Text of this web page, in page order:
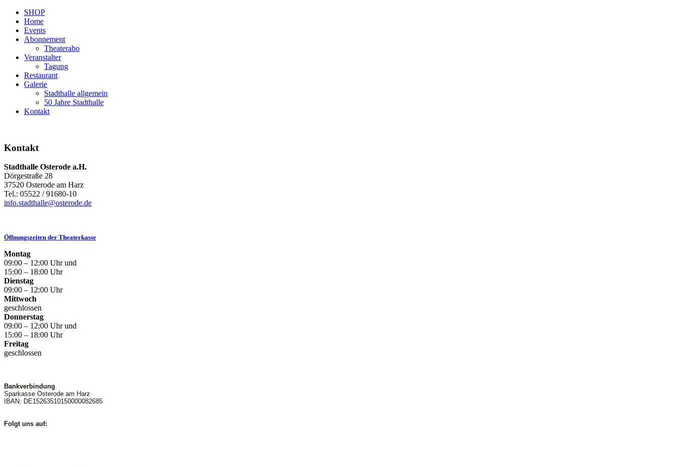
SHOP
Home
Events
Abonnement
Theaterabo
Veranstalter
Tagung
Restaurant
Galerie
Stadthalle allgemein
50 Jahre Stadthalle
Kontakt
Kontakt
Stadthalle Osterode a.H.
Dörgestraße 28
37520 Osterode am Harz
Tel.: 05522 / 91680-10
info.stadthalle@osterode.de
Öffnungszeiten der Theaterkasse
Montag
09:00 – 12:00 Uhr und
15:00 – 18:00 Uhr
Dienstag
09:00 – 12:00 Uhr
Mittwoch
geschlossen
Donnerstag
09:00 – 12:00 Uhr und
15:00 – 18:00 Uhr
Freitag
geschlossen
Bankverbindung
Sparkasse Osterode am Harz
IBAN: DE15263510150000082685
Folgt uns auf: